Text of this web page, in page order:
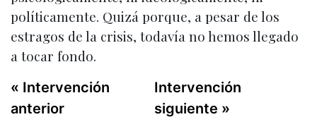
políticamente. Quizá porque, a pesar de los
estragos de la crisis, todavía no hemos llegado
a tocar fondo.
« Intervención
anterior
Intervención
siguiente »